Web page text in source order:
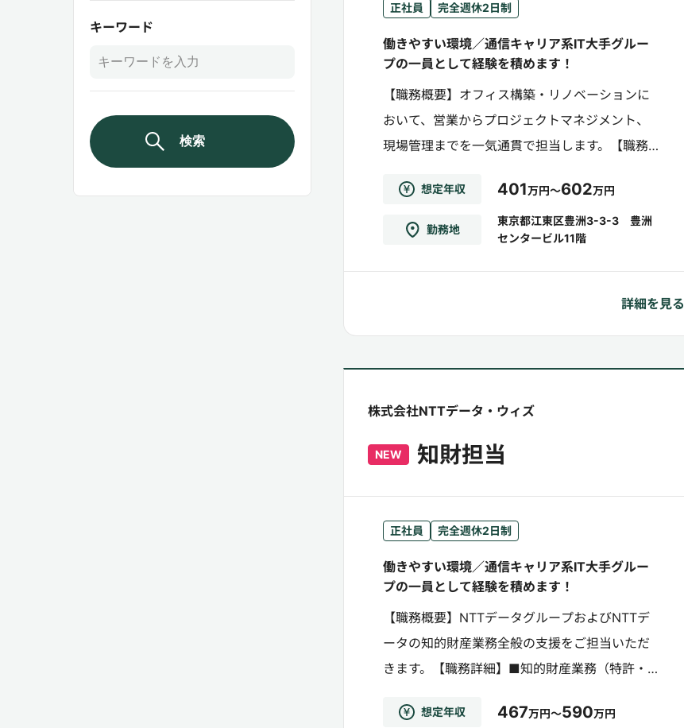
キーワード
検索
正社員 完全週休2日制
働きやすい環境／通信キャリア系IT大手グルー
プの一員として経験を積めます！
【職務概要】オフィス構築・リノベーションに
おいて、営業からプロジェクトマネジメント、
現場管理までを一気通貫で担当します。【職務
への定期訪問、提案、相談対応（年間約700件の
大小様々な案件に対応）■仕様調整・スケジュ
ール策定、進捗管理・定例会運営、課題管理・
オフィスレイアウト準備（委託先へ依頼）・工
想定年収 401万円～602万円
勤務地
東京都江東区豊洲3-3-3 豊洲
センタービル11階
詳細を見る
株式会社NTTデータ・ウィズ
NEW 知財担当
正社員 完全週休2日制
働きやすい環境／通信キャリア系IT大手グルー
プの一員として経験を積めます！
【職務概要】NTTデータグループおよびNTTデ
ータの知的財産業務全般の支援をご担当いただ
きます。【職務詳細】■知的財産業務（特許・商
査、登録管理■事務および専門性を伴う知財関
想定年収 467万円～590万円